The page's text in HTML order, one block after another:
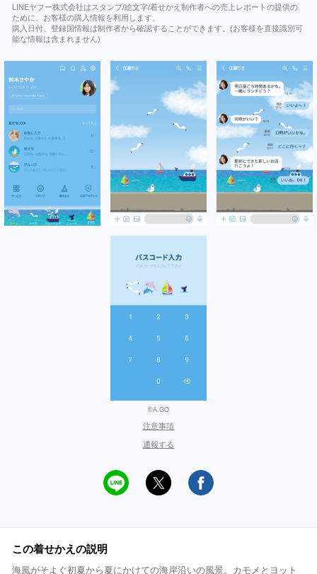
LINEヤフー株式会社はスタンプ/絵文字/着せかえ制作者への売上レポートの提供の
ために、お客様の購入情報を利用します。
購入日付、登録国情報は制作者から確認することができます。(お客様を直接識別可
能な情報は含まれません)
©A.GO
注意事項
通報する
この着せかえの説明
海風がそよぐ初夏から夏にかけての海岸沿いの風景。カモメとヨット